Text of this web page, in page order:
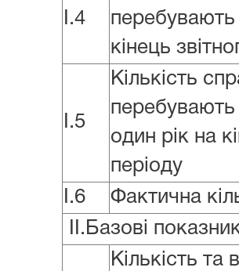
I.4
перебувають
кінець
I.5
Кількість
перебувають
один рік на
періоду
I.6
Фактична
II.Базові
Кількість та